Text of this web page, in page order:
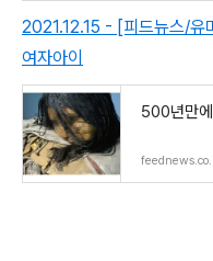
2021.12.15 - [피드뉴스/유
여자아이
500년만에